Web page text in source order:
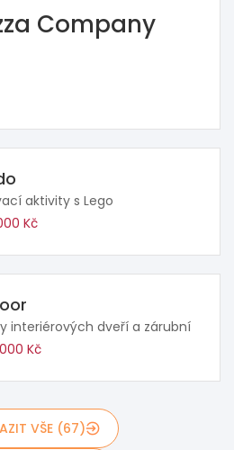
Company
aktivity s Lego
Kč
interiérových dveří a zárubní
Kč
VŠE (67)